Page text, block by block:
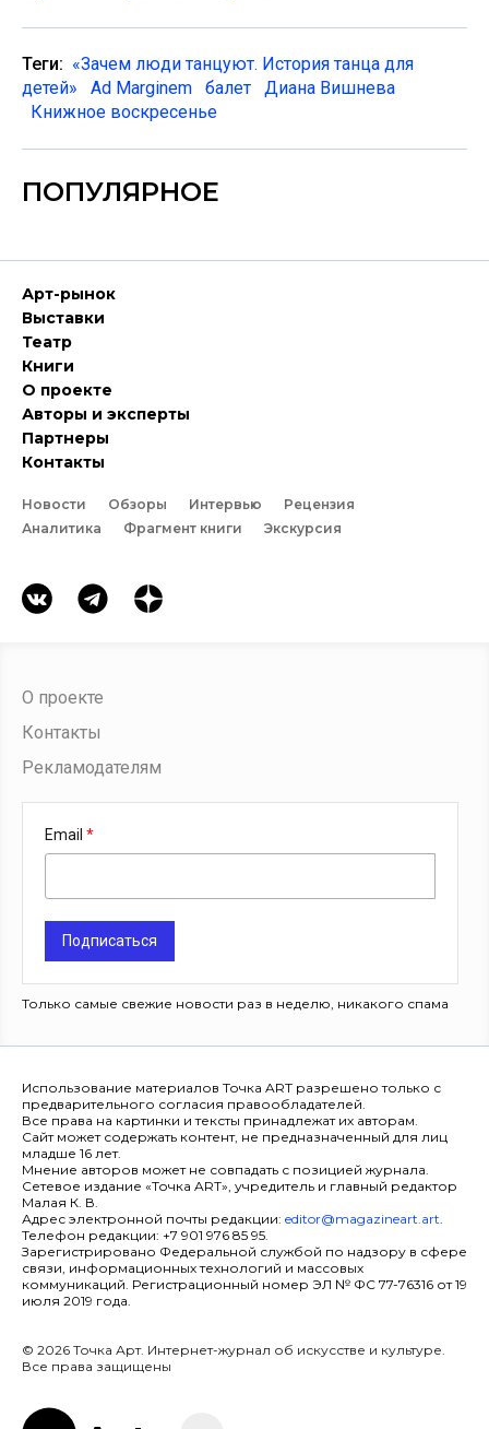
Теги: «Зачем люди танцуют. История танца для
детей»
Ad Marginem балет
Диана Вишнева
Книжное воскресенье
ПОПУЛЯРНОЕ
Арт-рынок
Выставки
Театр
Книги
О проекте
Авторы и эксперты
Партнеры
Контакты
Новости Обзоры Интервью
Рецензия
Аналитика
Фрагмент книги Экскурсия
О проекте
Контакты
Рекламодателям
Email
Подписаться
Только самые свежие новости раз в неделю, никакого спама
Использование материалов Точка ART разрешено только с
предварительного согласия правообладателей.
Все права на картинки и тексты принадлежат их авторам.
Сайт может содержать контент, не предназначенный для лиц
младше 16 лет.
Мнение авторов может не совпадать с позицией журнала.
Сетевое издание «Точка ART», учредитель и главный редактор
Малая К. В.
Адрес электронной почты редакции: editor@magazineart.art.
Телефон редакции: +7 901 976 85 95.
Зарегистрировано Федеральной службой по надзору в сфере
связи, информационных технологий и массовых
коммуникаций. Регистрационный номер ЭЛ № ФС 77-76316 от 19
июля 2019 года.
© 2026 Точка Арт. Интернет-журнал об искусстве и культуре.
Все права защищены